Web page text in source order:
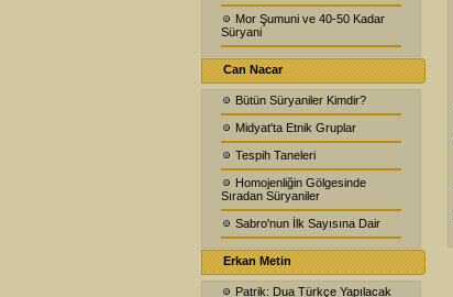
Mor Şumuni ve 40-50 Kadar
Süryani
Can Nacar
Bütün Süryaniler Kimdir?
Midyat'ta Etnik Gruplar
Tespih Taneleri
Homojenliğin Gölgesinde
Sıradan Süryaniler
Sabro'nun İlk Sayısına Dair
Erkan Metin
Patrik: Dua Türkçe Yapılacak